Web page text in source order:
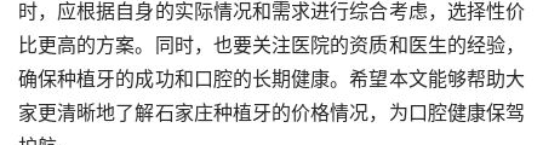
时，应根据自身的实际情况和需求进行综合考虑，选择性价
比更高的方案。同时，也要关注医院的资质和医生的经验，
确保种植牙的成功和口腔的长期健康。希望本文能够帮助大
家更清晰地了解石家庄种植牙的价格情况，为口腔健康保驾